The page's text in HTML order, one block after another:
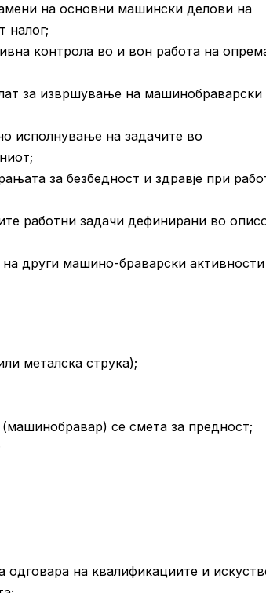
на основни машински делови на
налог;
контрола во и вон работа на
за извршување на машинобраварски
исполнување на задачите во
за безбедност и здравје при
работни задачи дефинирани во
други машино-браварски активности
металска струка);
се смета за предност;
одговара на квалификациите и